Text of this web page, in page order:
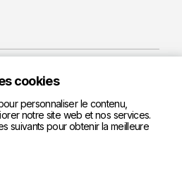
cookies
personnaliser le contenu,
notre site web et nos services.
suivants pour obtenir la meilleure